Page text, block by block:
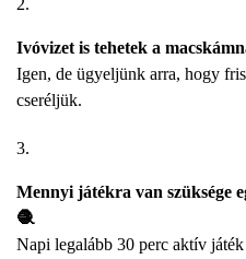
Ivóvizet is tehetek a
Igen, de ügyeljünk arra, hogy
cseréljük.
Mennyi játékra van szüksége
🧶
Napi legalább 30 perc aktív